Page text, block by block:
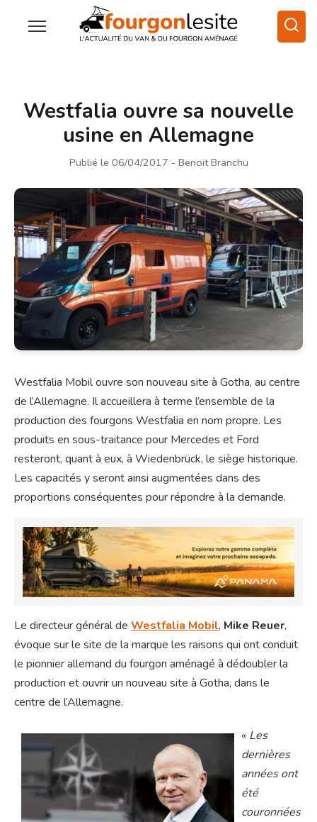
Westfalia ouvre sa nouvelle
usine en Allemagne
Publié le 06/04/2017 - Benoit Branchu
Westfalia Mobil ouvre son nouveau site à Gotha, au centre
de l’Allemagne. Il accueillera à terme l’ensemble de la
production des fourgons Westfalia en nom propre. Les
produits en sous-traitance pour Mercedes et Ford
resteront, quant à eux, à Wiedenbrück, le siège historique.
Les capacités y seront ainsi augmentées dans des
proportions conséquentes pour répondre à la demande.
Le directeur général de Westfalia Mobil, Mike Reuer,
évoque sur le site de la marque les raisons qui ont conduit
le pionnier allemand du fourgon aménagé à dédoubler la
production et ouvrir un nouveau site à Gotha, dans le
centre de l’Allemagne.
« Les
dernières
années ont
été
couronnées